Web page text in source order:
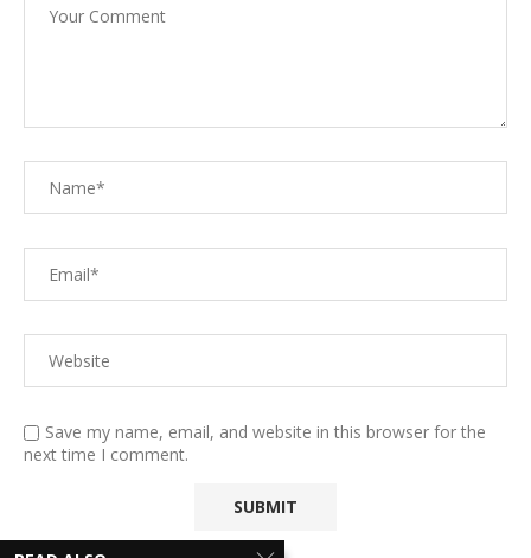
Save my name, email, and website in this browser for the
next time I comment.